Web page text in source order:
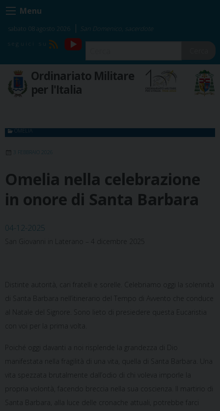
Skip
to
content
Menu
sabato 08 agosto 2026 San Domenico, sacerdote
RSS
YouTube
Ordinariato Militare
per l'Italia
OMELIA
3 FEBBRAIO 2026
Omelia nella celebrazione
in onore di Santa Barbara
04-12-2025
San Giovanni in Laterano – 4 dicembre 2025
Distinte autorità, cari fratelli e sorelle. Celebriamo oggi la solennità
di Santa Barbara nell’itinerario del Tempo di Avvento che conduce
al Natale del Signore. Sono lieto di presiedere questa Eucaristia
con voi per la prima volta.
Poiché oggi davanti a noi risplende la grandezza di Dio
manifestata nella fragilità di una vita, quella di Santa Barbara. Una
vita spezzata brutalmente dall’odio di chi voleva imporle la
propria volontà, facendo breccia nella sua coscienza. Il martirio di
Santa Barbara, alla luce delle cronache attuali, potrebbe farci